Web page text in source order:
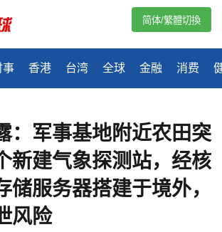
事 香港 台湾 全球 金融 消费
简体/繁體切換
：军事基地附近农田突
新建气象探测站，经核
储服务器搭建于境外，
风险